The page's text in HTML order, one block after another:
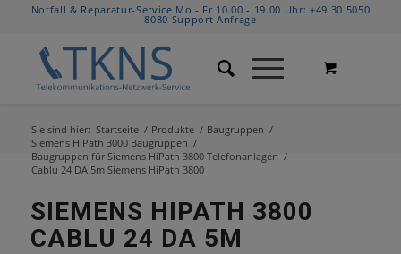
Notfall & Reparatur-Service Mo - Fr 10.00 - 19.00 Uhr:+49 30 5050
8080 Support Anfrage
Sie sind hier: Startseite / Produkte / Baugruppen /
Siemens HiPath 3000 Baugruppen /
Baugruppen für Siemens HiPath 3800 Telefonanlagen /
Cablu 24 DA 5m Siemens HiPath 3800
SIEMENS HIPATH 3800
CABLU 24 DA 5M